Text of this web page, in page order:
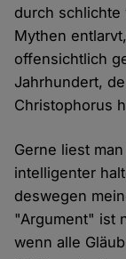
durch schlichte
Mythen
offensichtlich
Jahrhundert,
Christophorus
Gerne liest
intelligenter
deswegen
"Argument" ist
wenn alle